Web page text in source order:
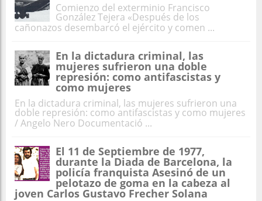
Comienzo del exterminio Francisco
González Tejera «Después de los
cañonazos desembarcó el ejército y comen ...
En la dictadura criminal, las
mujeres sufrieron una doble
represión: como antifascistas y
como mujeres
En la dictadura criminal, las mujeres sufrieron una
doble represión: como antifascistas y como mujeres
/ Angelo Nero Documentació ...
El 11 de Septiembre de 1977,
durante la Diada de Barcelona, la
policía franquista Asesinó de un
pelotazo de goma en la cabeza al
joven Carlos Gustavo Frecher Solana